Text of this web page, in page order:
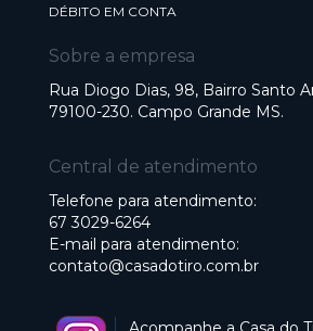
DÉBITO EM CONTA
Sobre a empresa
Rua Diogo Dias, 98, Bairro Santo
79100-230. Campo Grande MS.
Central de atendimento
Telefone para atendimento:
67 3029-6264
E-mail para atendimento:
contato@casadotiro.com.br